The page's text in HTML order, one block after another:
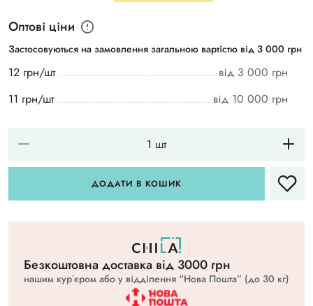
Оптові ціни
Застосовуються на замовлення загальною вартістю від 3 000 грн
12 грн/шт
від 3 000 грн
11 грн/шт
від 10 000 грн
ДОДАТИ В КОШИК
Безкоштовна доставка вiд 3000 грн
нашим курʼєром або у відділення “Нова Пошта” (до 30 кг)